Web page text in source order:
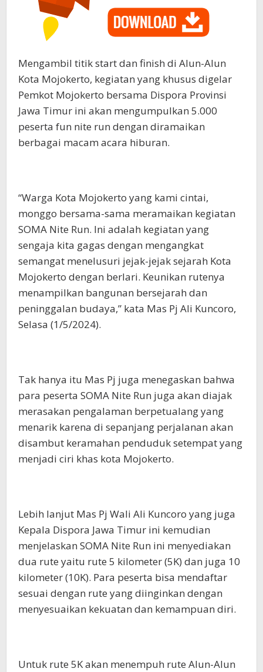
Mengambil titik start dan finish di Alun-Alun
Kota Mojokerto, kegiatan yang khusus digelar
Pemkot Mojokerto bersama Dispora Provinsi
Jawa Timur ini akan mengumpulkan 5.000
peserta fun nite run dengan diramaikan
berbagai macam acara hiburan.
“Warga Kota Mojokerto yang kami cintai,
monggo bersama-sama meramaikan kegiatan
SOMA Nite Run. Ini adalah kegiatan yang
sengaja kita gagas dengan mengangkat
semangat menelusuri jejak-jejak sejarah Kota
Mojokerto dengan berlari. Keunikan rutenya
menampilkan bangunan bersejarah dan
peninggalan budaya,” kata Mas Pj Ali Kuncoro,
Selasa (1/5/2024).
Tak hanya itu Mas Pj juga menegaskan bahwa
para peserta SOMA Nite Run juga akan diajak
merasakan pengalaman berpetualang yang
menarik karena di sepanjang perjalanan akan
disambut keramahan penduduk setempat yang
menjadi ciri khas kota Mojokerto.
Lebih lanjut Mas Pj Wali Ali Kuncoro yang juga
Kepala Dispora Jawa Timur ini kemudian
menjelaskan SOMA Nite Run ini menyediakan
dua rute yaitu rute 5 kilometer (5K) dan juga 10
kilometer (10K). Para peserta bisa mendaftar
sesuai dengan rute yang diinginkan dengan
menyesuaikan kekuatan dan kemampuan diri.
Untuk rute 5K akan menempuh rute Alun-Alun